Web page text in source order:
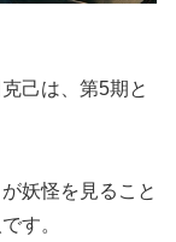
己は、第5期と
妖怪を見ること
す。